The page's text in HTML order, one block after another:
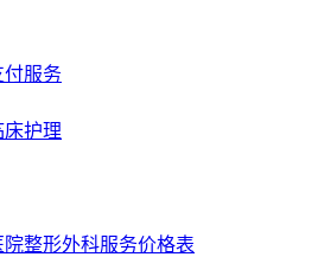
付服务
护理
整形外科服务价格表